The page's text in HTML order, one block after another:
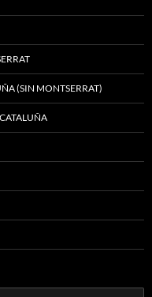
(SIN MONTSERRAT)